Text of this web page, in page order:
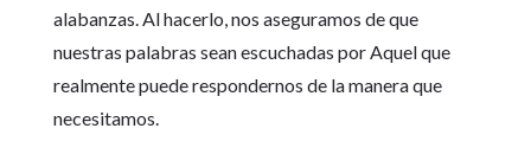
alabanzas. Al hacerlo, nos aseguramos de que
nuestras palabras sean escuchadas por Aquel que
realmente puede respondernos de la manera que
necesitamos.